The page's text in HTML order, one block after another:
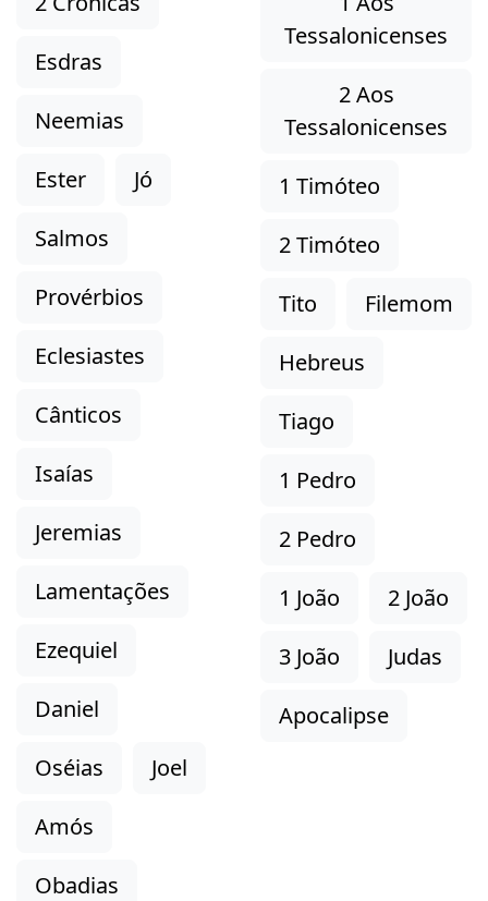
Esdras
Neemias
Ester
Jó
Salmos
Provérbios
Eclesiastes
Cânticos
Isaías
Jeremias
Lamentações
Ezequiel
Daniel
Oséias
Joel
Amós
Obadias
Tessalonicenses
2 Aos
Tessalonicenses
1 Timóteo
2 Timóteo
Tito
Filemom
Hebreus
Tiago
1 Pedro
2 Pedro
1 João
2 João
3 João
Judas
Apocalipse